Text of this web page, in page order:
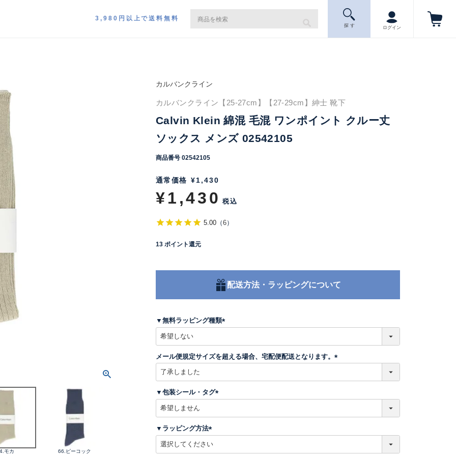
3,980円以上で送料無料
探 す ログイン
モカ 66.ピーコック
カルバンクライン
カルバンクライン【25-27cm】【27-29cm】紳士 靴下
Calvin Klein 綿混 毛混 ワンポイント クルー丈
ソックス メンズ 02542105
商品番号 02542105
通常価格 ¥1,430
¥1,430 税込
5.00 （6）
13 ポイント還元
配送方法・ラッピングについて
▼無料ラッピング種類
須
)
メール便規定サイズを超える場合、宅配便配送となります。
)
▼包装シール・タグ
)
▼ラッピング方法